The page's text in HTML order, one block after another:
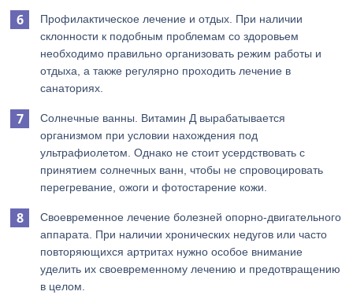
Профилактическое лечение и отдых. При наличии
склонности к подобным проблемам со здоровьем
необходимо правильно организовать режим работы и
отдыха, а также регулярно проходить лечение в
санаториях.
Солнечные ванны. Витамин Д вырабатывается
организмом при условии нахождения под
ультрафиолетом. Однако не стоит усердствовать с
принятием солнечных ванн, чтобы не спровоцировать
перегревание, ожоги и фотостарение кожи.
Своевременное лечение болезней опорно-двигательного
аппарата. При наличии хронических недугов или часто
повторяющихся артритах нужно особое внимание
уделить их своевременному лечению и предотвращению
в целом.